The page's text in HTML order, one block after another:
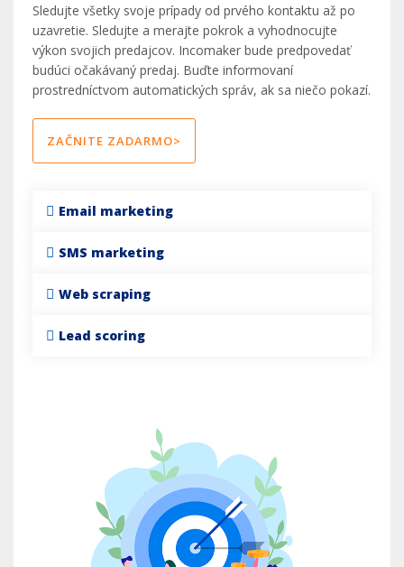
Sledujte všetky svoje prípady od prvého kontaktu až po
uzavretie. Sledujte a merajte pokrok a vyhodnocujte
výkon svojich predajcov. Incomaker bude predpovedať
budúci očakávaný predaj. Buďte informovaní
prostredníctvom automatických správ, ak sa niečo pokazí.
ZAČNITE ZADARMO>
Email marketing
SMS marketing
Web scraping
Lead scoring